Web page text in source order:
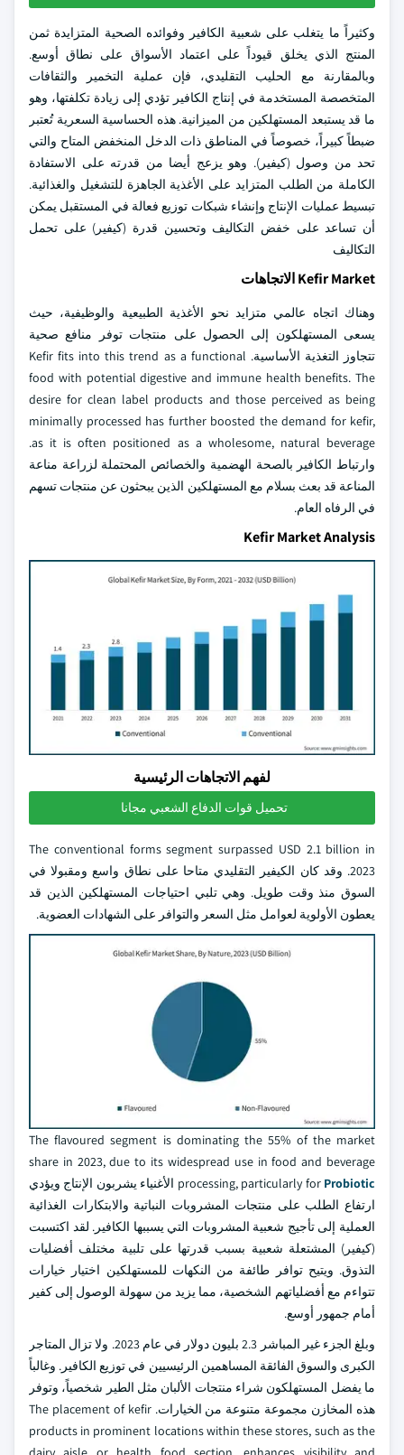
وكثيراً ما يتغلب على شعبية الكافير وفوائده الصحية المتزايدة ثمن
المنتج الذي يخلق قيوداً على اعتماد الأسواق على نطاق أوسع.
وبالمقارنة مع الحليب التقليدي، فإن عملية التخمير والثقافات
المتخصصة المستخدمة في إنتاج الكافير تؤدي إلى زيادة تكلفتها، وهو
ما قد يستبعد المستهلكين من الميزانية. هذه الحساسية السعرية تُعتبر
ضبطاً كبيراً، خصوصاً في المناطق ذات الدخل المنخفض المتاح والتي
تحد من وصول (كيفير). وهو يزعج أيضا من قدرته على الاستفادة
الكاملة من الطلب المتزايد على الأغذية الجاهزة للتشغيل والغذائية.
تبسيط عمليات الإنتاج وإنشاء شبكات توزيع فعالة في المستقبل يمكن
أن تساعد على خفض التكاليف وتحسين قدرة (كيفير) على تحمل
التكاليف
Kefir Market الاتجاهات
وهناك اتجاه عالمي متزايد نحو الأغذية الطبيعية والوظيفية، حيث
يسعى المستهلكون إلى الحصول على منتجات توفر منافع صحية
تتجاوز التغذية الأساسية. Kefir fits into this trend as a functional
food with potential digestive and immune health benefits. The
desire for clean label products and those perceived as being
minimally processed has further boosted the demand for kefir,
as it is often positioned as a wholesome, natural beverage.
وارتباط الكافير بالصحة الهضمية والخصائص المحتملة لزراعة مناعة
المناعة قد بعث بسلام مع المستهلكين الذين يبحثون عن منتجات تسهم
في الرفاه العام.
Kefir Market Analysis
لفهم الاتجاهات الرئيسية
تحميل قوات الدفاع الشعبي مجانا
The conventional forms segment surpassed USD 2.1 billion in
2023. وقد كان الكيفير التقليدي متاحا على نطاق واسع ومقبولا في
السوق منذ وقت طويل. وهي تلبي احتياجات المستهلكين الذين قد
يعطون الأولوية لعوامل مثل السعر والتوافر على الشهادات العضوية.
The flavoured segment is dominating the 55% of the market
share in 2023, due to its widespread use in food and beverage
processing, particularly for Probiotic
الأغنياء يشربون الإنتاج ويؤدي
ارتفاع الطلب على منتجات المشروبات النباتية والابتكارات الغذائية
العملية إلى تأجيج شعبية المشروبات التي يسببها الكافير. لقد اكتسبت
(كيفير) المشتعلة شعبية بسبب قدرتها على تلبية مختلف أفضليات
التذوق. ويتيح توافر طائفة من النكهات للمستهلكين اختيار خيارات
تتواءم مع أفضلياتهم الشخصية، مما يزيد من سهولة الوصول إلى كفير
أمام جمهور أوسع.
وبلغ الجزء غير المباشر 2.3 بليون دولار في عام 2023. ولا تزال المتاجر
الكبرى والسوق الفائقة المساهمين الرئيسيين في توزيع الكافير. وغالباً
ما يفضل المستهلكون شراء منتجات الألبان مثل الطير شخصياً، وتوفر
هذه المخازن مجموعة متنوعة من الخيارات. The placement of kefir
products in prominent locations within these stores, such as the